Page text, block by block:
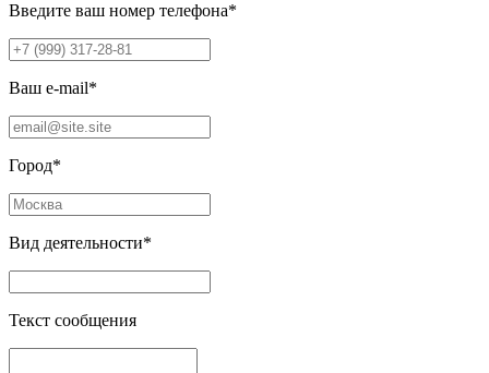
Введите ваш номер телефона*
Ваш e-mail*
Город*
Вид деятельности*
Текст сообщения